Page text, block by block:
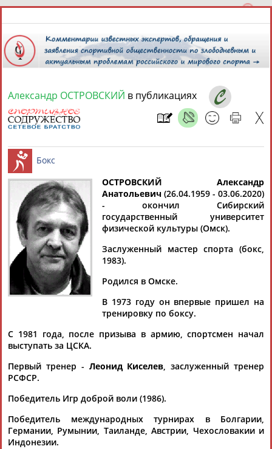
7 августа 2026 года,
СПОРТСМЕНЫ, ТРЕНЕРЫ И СПЕЦИАЛИСТЫ
Найдено: 13181персон Расширенный поиск
Аслаудин
АБАЕВ
Елена
АБАИМОВА
Мария
Юлия
АБАРЕНОВ
АБАСОВА
АБАЧАРАЕВ
АБАШИДЗЕ
Флюра
БУЛАТОВА
Татьяна
Акжана
Александр ОСТРОВСКИЙ в публикациях
Бокс
ОСТРОВСКИЙ Александр
Анатольевич (26.04.1959 - 03.06.2020)
- окончил Сибирский
государственный университет
физической культуры (Омск).
Заслуженный мастер спорта (бокс,
1983).
Родился в Омске.
В 1973 году он впервые пришел на
тренировку по боксу.
С 1981 года, после призыва в армию, спортсмен начал
выступать за ЦСКА.
Первый тренер - Леонид Киселев, заслуженный тренер
РСФСР.
Победитель Игр доброй воли (1986).
Победитель международных турнирах в Болгарии,
Германии, Румынии, Таиланде, Австрии, Чехословакии и
Индонезии.